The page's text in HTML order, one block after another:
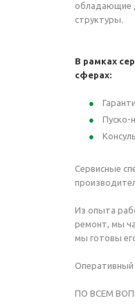
обладающие
структуры.
В рамках
сферах:
Пуско-
Сервисные
Из опыта
ремонт, мы
мы готовы
Оперативный
ПО ВСЕМ